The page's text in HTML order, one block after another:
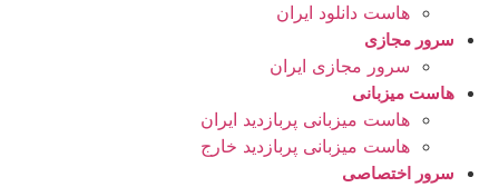
هاست دانلود ایران
سرور مجازی
سرور مجازی ایران
هاست میزبانی
هاست میزبانی پربازدید ایران
هاست میزبانی پربازدید خارج
سرور اختصاصی